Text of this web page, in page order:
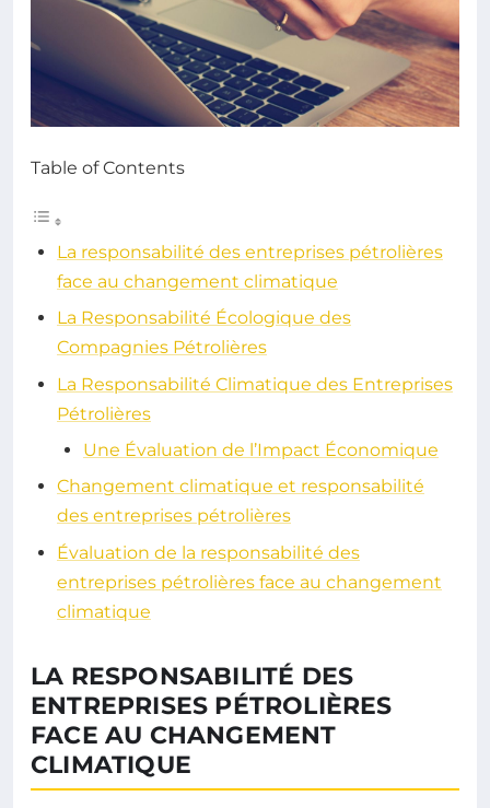
Table of Contents
La responsabilité des entreprises pétrolières
face au changement climatique
La Responsabilité Écologique des
Compagnies Pétrolières
La Responsabilité Climatique des Entreprises
Pétrolières
Une Évaluation de l’Impact Économique
Changement climatique et responsabilité
des entreprises pétrolières
Évaluation de la responsabilité des
entreprises pétrolières face au changement
climatique
LA RESPONSABILITÉ DES
ENTREPRISES PÉTROLIÈRES
FACE AU CHANGEMENT
CLIMATIQUE